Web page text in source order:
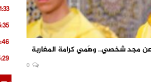
مجد شخصي.. وهَمي كرامة المغاربة
0
1:33